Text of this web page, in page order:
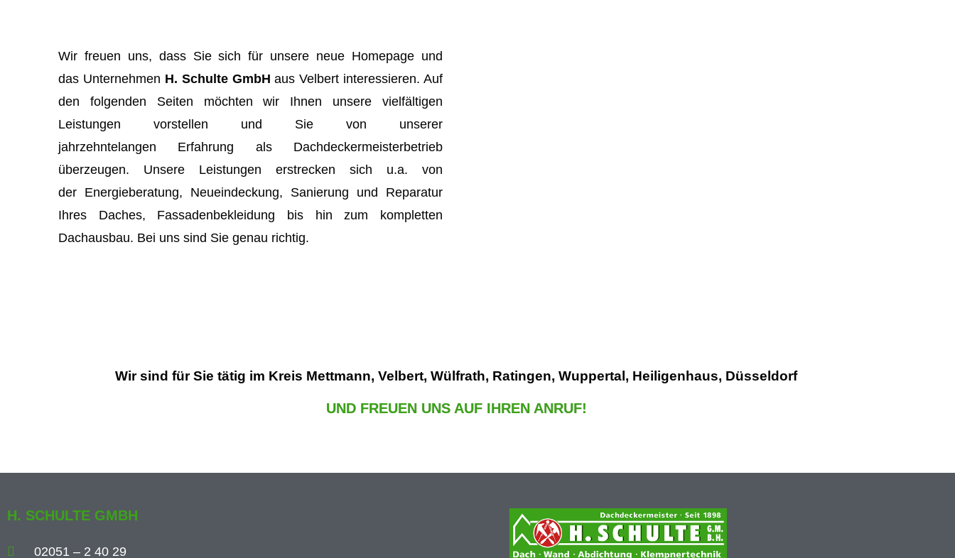
Wir freuen uns, dass Sie sich für unsere neue Homepage und
das Unternehmen H. Schulte GmbH aus Velbert interessieren. Auf
den folgenden Seiten möchten wir Ihnen unsere vielfältigen
Leistungen vorstellen und Sie von unserer
jahrzehntelangen Erfahrung als Dachdeckermeisterbetrieb
überzeugen. Unsere Leistungen erstrecken sich u.a. von
der Energieberatung, Neueindeckung, Sanierung und Reparatur
Ihres Daches, Fassadenbekleidung bis hin zum kompletten
Dachausbau. Bei uns sind Sie genau richtig.
Wir sind für Sie tätig im Kreis Mettmann, Velbert, Wülfrath, Ratingen, Wuppertal, Heiligenhaus, Düsseldorf
UND FREUEN UNS AUF IHREN ANRUF!
H. SCHULTE GMBH
02051 – 2 40 29